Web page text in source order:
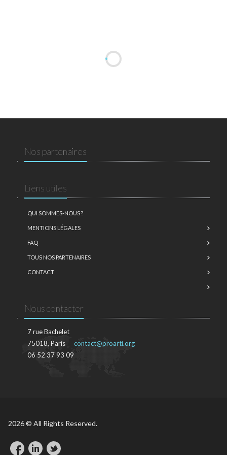
Nos partenaires
Liens utiles
QUI SOMMES-NOUS ?
MENTIONS LÉGALES
FAQ
TOUS NOS PARTENAIRES
CONTACT
Nous contacter
7 rue Bachelet
75018, Paris
06 52 37 93 09
contact@proarti.org
2026 © All Rights Reserved.